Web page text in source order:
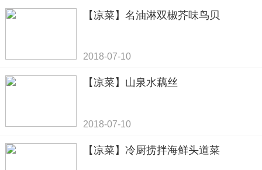
【凉菜】名油淋双椒芥味鸟贝
2018-07-10
【凉菜】山泉水藕丝
2018-07-10
【凉菜】冷厨捞拌海鲜头道菜